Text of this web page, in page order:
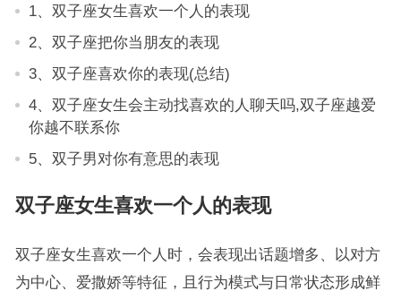
1、双子座女生喜欢一个人的表现
2、双子座把你当朋友的表现
3、双子座喜欢你的表现(总结)
4、双子座女生会主动找喜欢的人聊天吗,双子座越爱
你越不联系你
5、双子男对你有意思的表现
双子座女生喜欢一个人的表现
双子座女生喜欢一个人时，会表现出话题增多、以对方
为中心、爱撒娇等特征，且行为模式与日常状态形成鲜